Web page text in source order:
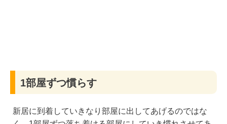
1部屋ずつ慣らす
新居に到着していきなり部屋に出してあげるのではな